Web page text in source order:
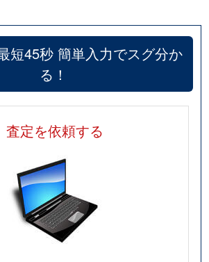
短45秒 簡単入力でスグ分か
る！
査定を依頼する